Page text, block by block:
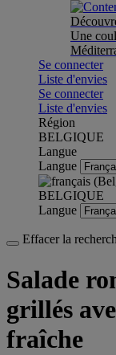
Une
Se connecter
Liste d'envies
Se connecter
Liste d'envies
Région
BELGIQUE
Langue
Langue
BELGIQUE
Langue
Effacer la
Salade
grillés
fraîche